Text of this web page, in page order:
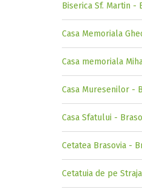
Biserica Sf. Martin -
Casa Memoriala
Casa memoriala
Casa Muresenilor -
Casa Sfatului -
Cetatea Brasovia -
Cetatuia de pe